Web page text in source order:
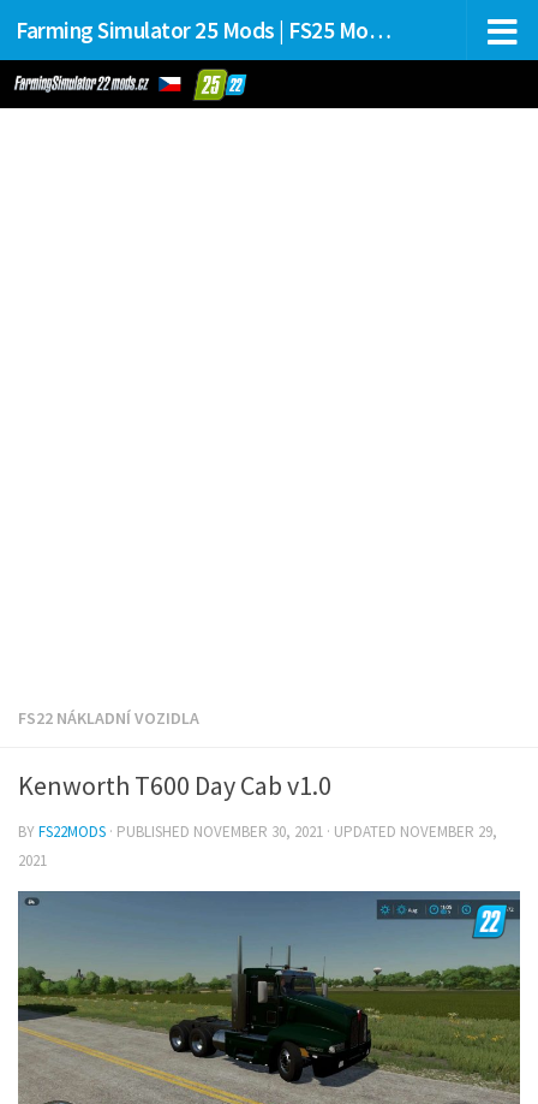
Farming Simulator 25 Mods | FS25 Mods Stahování
FS22 NÁKLADNÍ VOZIDLA
Kenworth T600 Day Cab v1.0
BYFS22MODS · PUBLISHED NOVEMBER 30, 2021 · UPDATED NOVEMBER 29,
2021